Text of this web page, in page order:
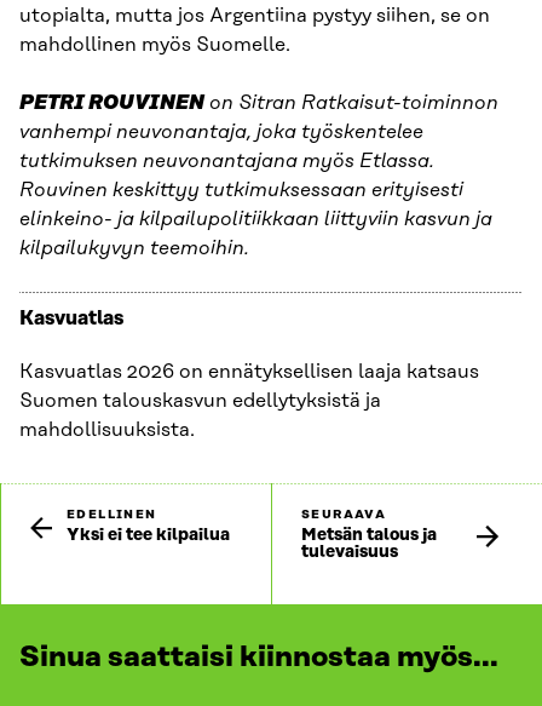
utopialta, mutta jos Argentiina pystyy siihen, se on
mahdollinen myös Suomelle.
PETRI ROUVINENon Sitran Ratkaisut-toiminnon
vanhempi neuvonantaja, joka työskentelee
tutkimuksen neuvonantajana myös Etlassa.
Rouvinen keskittyy tutkimuksessaan erityisesti
elinkeino- ja kilpailupolitiikkaan liittyviin kasvun ja
kilpailukyvyn teemoihin.
Kasvuatlas
Kasvuatlas 2026 on ennätyksellisen laaja katsaus
Suomen talouskasvun edellytyksistä ja
mahdollisuuksista.
EDELLINEN
Yksi ei tee kilpailua
SEURAAVA
Metsän talous ja
tulevaisuus
Sinua saattaisi kiinnostaa myös...